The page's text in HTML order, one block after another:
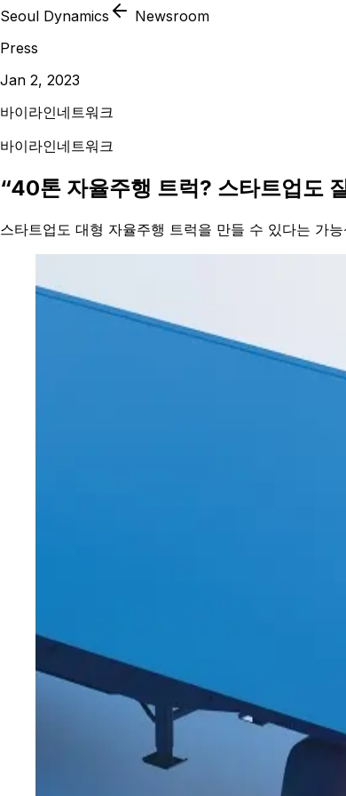
Seoul Dynamics
Newsroom
Press
Jan 2, 2023
바이라인네트워크
바이라인네트워크
“40톤 자율주행 트럭? 스타트업도
스타트업도 대형 자율주행 트럭을 만들 수 있다는 가